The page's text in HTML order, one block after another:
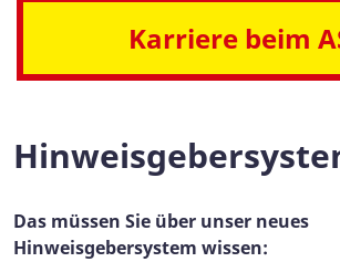
Karriere beim
Das müssen Sie über unser neues
Hinweisgebersystem wissen: